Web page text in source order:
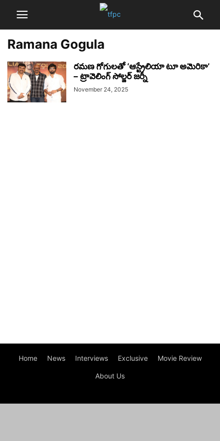
Ramana Gogula
రమణ గోగులతో ‘ఆస్ట్రేలియా టూ అమెరికా’
– ట్రావెలింగ్ సోల్జర్ జర్నీ
November 24, 2025
Home News Interviews Exclusive Movie Review
About Us